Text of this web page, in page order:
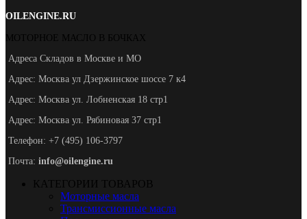
OILENGINE.RU
МОТОРНОЕ МАСЛО В БОЧКАХ
Адреса Складов в Москве и МО
Адрес: Москва ул Дзержинское шоссе 7 к4
Адрес: Москва ул. Лобненская 18 стр1
Адрес: Москва ул. Рябиновая 37 стр1
Телефон: +7 (495) 106-3797
Почта: info@oilengine.ru
КАТЕГОРИИ ТОВАРОВ
Моторные масла
Трансмиссионные масла